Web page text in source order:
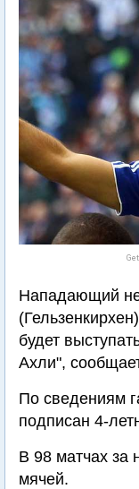
Нападающий
будет
Ахли",
По сведениям
подписан 4-
В 98 матчах за
мячей.